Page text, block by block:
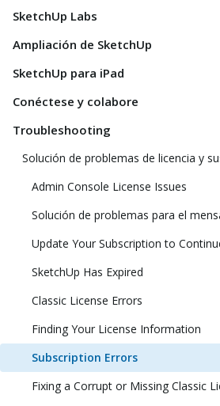
SketchUp Labs
Ampliación de SketchUp
SketchUp para iPad
Conéctese y colabore
Troubleshooting
Solución de problemas de licencia y
Admin Console License Issues
Update Your Subscription to
SketchUp Has Expired
Classic License Errors
Finding Your License Information
Subscription Errors
Fixing a Corrupt or Missing Classic